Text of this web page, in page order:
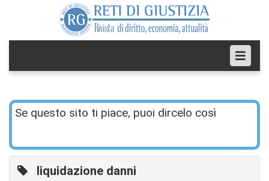
Se questo sito ti piace, puoi dircelo così
liquidazione danni